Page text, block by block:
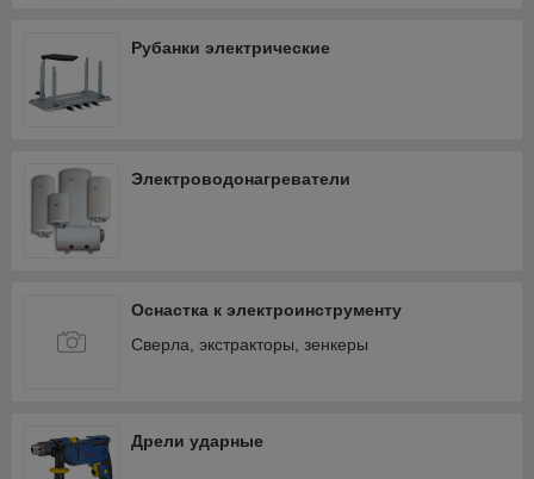
Рубанки электрические
Электроводонагреватели
Оснастка к электроинструменту
Сверла, экстракторы, зенкеры
Дрели ударные